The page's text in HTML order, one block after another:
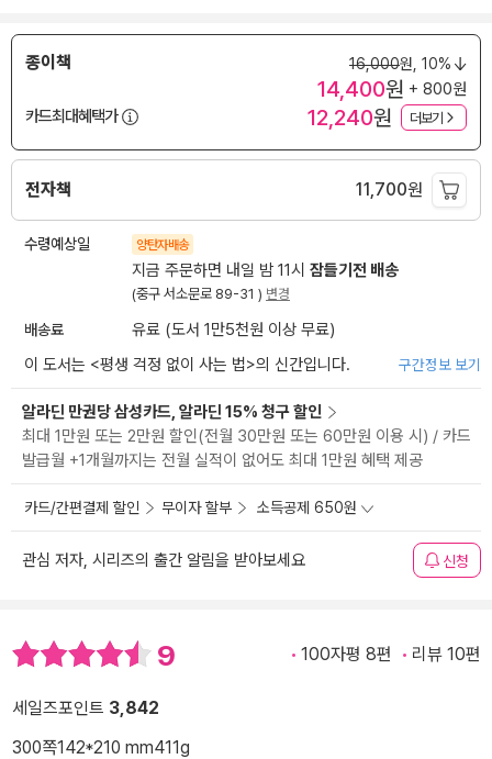
종이책 16,000원, 10%
14,400원 + 800원
카드최대혜택가
12,240원 더보기
전자책 11,700원
수령예상일 양탄자배송
지금 주문하면 내일 밤 11시 잠들기전 배송
(중구 서소문로 89-31 ) 변경
배송료
유료 (도서 1만5천원 이상 무료)
이 도서는 <평생 걱정 없이 사는 법>의 신간입니다. 구간정보 보기
알라딘 만권당 삼성카드, 알라딘 15% 청구 할인
최대 1만원 또는 2만원 할인(전월 30만원 또는 60만원 이용 시) / 카드
발급월 +1개월까지는 전월 실적이 없어도 최대 1만원 혜택 제공
카드/간편결제 할인 무이자 할부 소득공제 650원
관심 저자, 시리즈의 출간 알림을 받아보세요 신청
9 100자평 8편 리뷰 10편
세일즈포인트 3,842
300쪽142*210 mm411g